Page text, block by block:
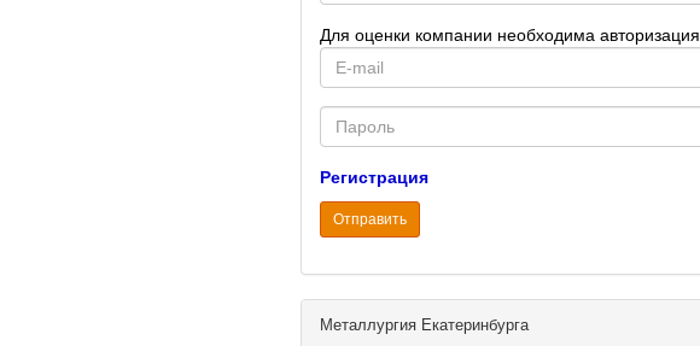
Для оценки компании необходима авторизация.
mail
Password
Регистрация
Отправить
Металлургия Екатеринбурга